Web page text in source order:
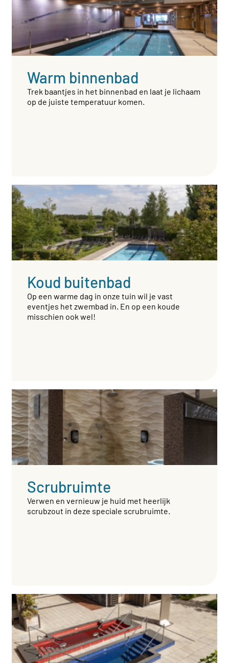
Warm binnenbad
Trek baantjes in het binnenbad en laat je lichaam
op de juiste temperatuur komen.
Koud buitenbad
Op een warme dag in onze tuin wil je vast
eventjes het zwembad in. En op een koude
misschien ook wel!
Scrubruimte
Verwen en vernieuw je huid met heerlijk
scrubzout in deze speciale scrubruimte.